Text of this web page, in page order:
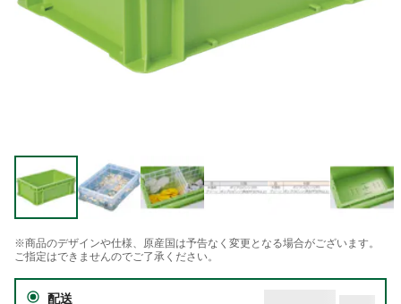
※商品のデザインや仕様、原産国は予告なく変更となる場合がございます。
ご指定はできませんのでご了承ください。
配送